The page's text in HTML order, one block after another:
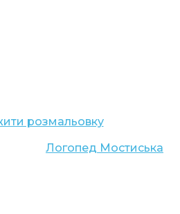
розмальовку
Логопед Мостиська